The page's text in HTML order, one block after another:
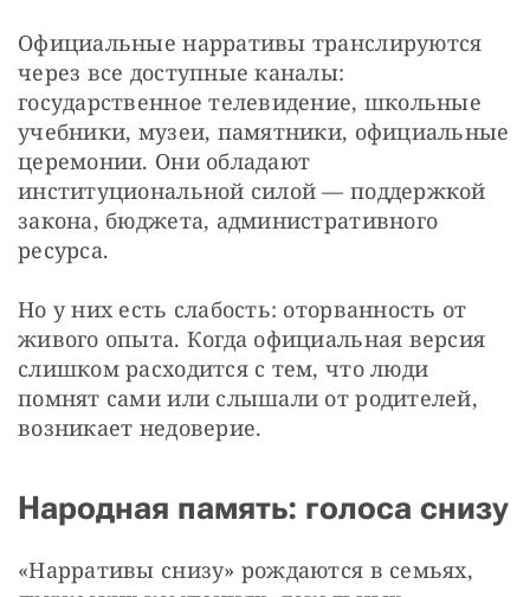
Официальные нарративы транслируются
через все доступные каналы:
государственное телевидение, школьные
учебники, музеи, памятники, официальные
церемонии. Они обладают
институциональной силой — поддержкой
закона, бюджета, административного
ресурса.
Но у них есть слабость: оторванность от
живого опыта. Когда официальная версия
слишком расходится с тем, что люди
помнят сами или слышали от родителей,
возникает недоверие.
Народная память: голоса снизу
«Нарративы снизу» рождаются в семьях,